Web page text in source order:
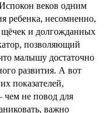
веков одним
ребенка, несомненно,
щёчек и долгожданных
позволяющий
малышу достаточно
развития. А вот
показателей,
чем не повод для
важно